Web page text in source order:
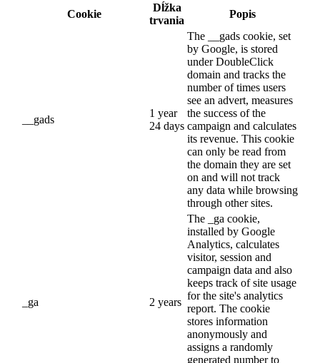
Cookie
Dĺžka
trvania
Popis
__gads
1 year
24 days
The __gads cookie, set
by Google, is stored
under DoubleClick
domain and tracks the
number of times users
see an advert, measures
the success of the
campaign and calculates
its revenue. This cookie
can only be read from
the domain they are set
on and will not track
any data while browsing
through other sites.
_ga 2 years
The _ga cookie,
installed by Google
Analytics, calculates
visitor, session and
campaign data and also
keeps track of site usage
for the site's analytics
report. The cookie
stores information
anonymously and
assigns a randomly
generated number to